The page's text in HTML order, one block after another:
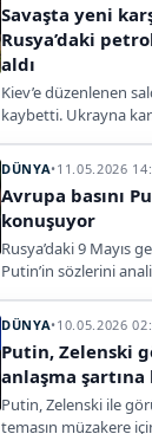
Savaşta yeni
Rusya’daki
aldı
Kiev’e düzenlenen
kaybetti. Ukrayna
getirdi.
DÜNYA•11.05.2026
Avrupa basını
konuşuyor
Rusya’daki 9 Mayıs
Putin’in sözlerini
sinyalleri öne çıktı.
DÜNYA•10.05.2026
Putin, Zelenski
anlaşma şartına
Putin, Zelenski ile
temasın müzakere